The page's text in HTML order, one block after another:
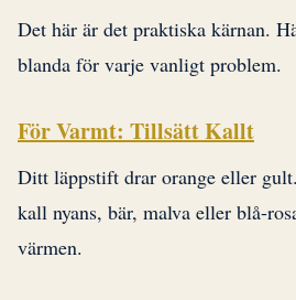
Det här är det praktiska kärnan.
blanda för varje vanligt problem.
För Varmt: Tillsätt Kallt
Ditt läppstift drar orange eller
kall nyans, bär, malva eller blå-
värmen.